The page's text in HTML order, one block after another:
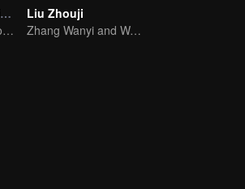
The Romance of Tiger and Rose (Thai Ver.)
Cute princess falls for the tsundere prince
Liu Zhouji
Zhang Wanyi and Wang Churan: hate me, marry me?